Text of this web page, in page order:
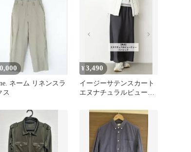
ネーム リネンスラ
ス
¥3,490
イージーサテンスカート
エヌナチュラルビューテ
ールグレー